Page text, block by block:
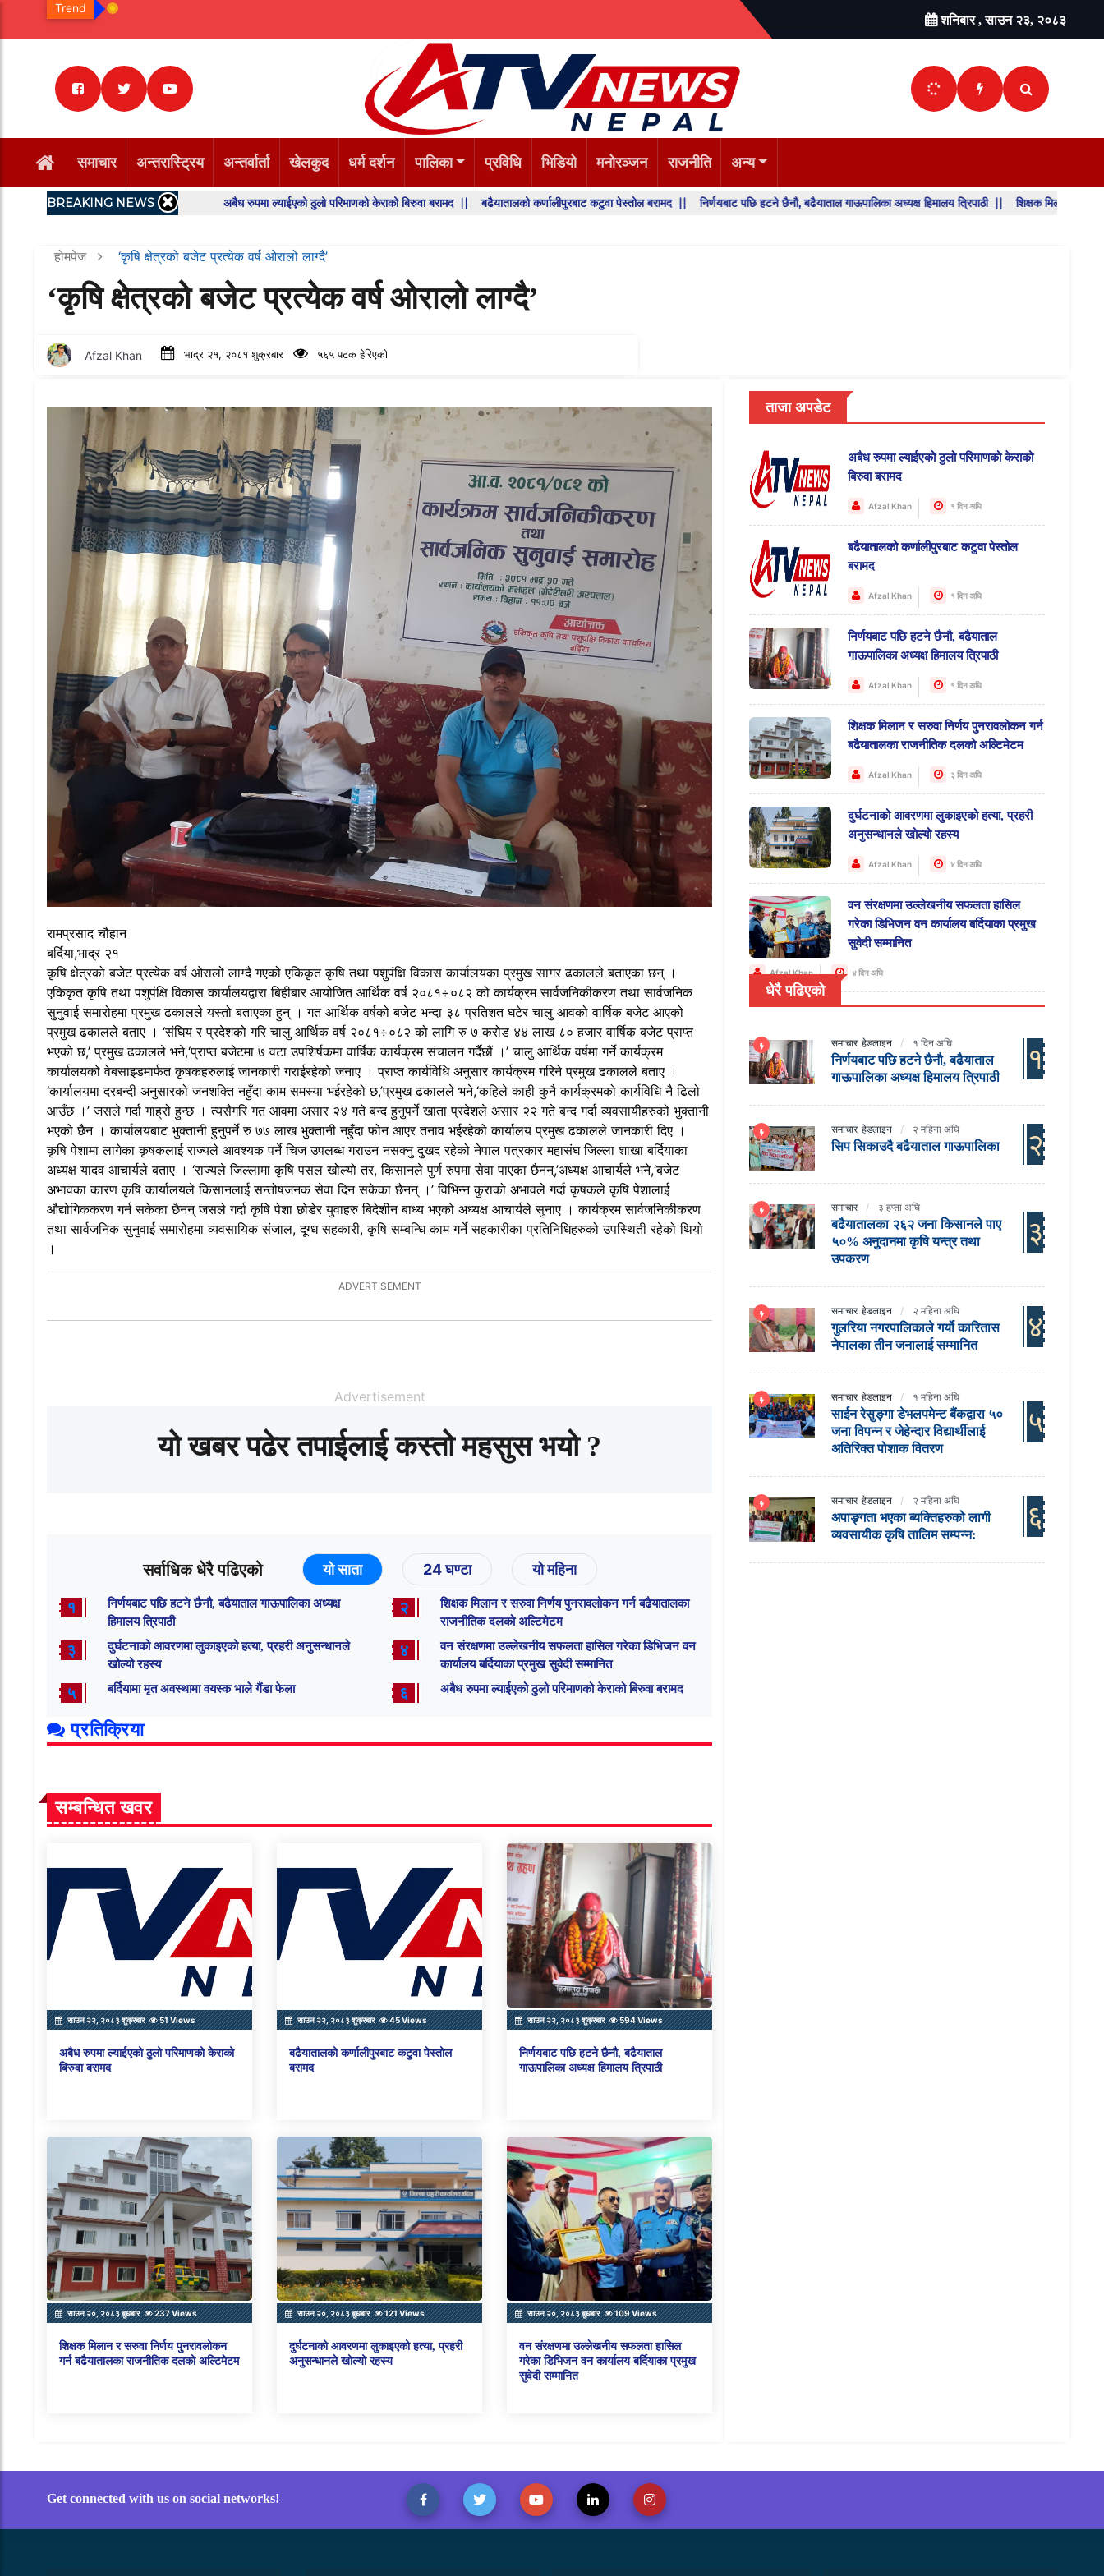
Trend
शनिबार , साउन २३, २०८३
समाचार अन्तरास्ट्रिय अन्तर्वार्ता खेलकुद धर्म दर्शन पालिका प्रविधि भिडियो मनोरञ्जन राजनीति अन्य
अबैध रुपमा ल्याईएको ठुलो परिमाणको केराको बिरुवा बरामद ||बढैयातालको कर्णालीपुरबाट कटुवा पेस्तोल बरामद ||निर्णयबाट पछि हटने छैनौ, बढैयाताल गाऊपालिका अध्यक्ष हिमालय त्रिपाठी ||शिक्षक मिलान र सरुवा निर्णय
BREAKING NEWS
होमपेज ‘कृषि क्षेत्रको बजेट प्रत्येक वर्ष ओरालो लाग्दै’
‘कृषि क्षेत्रको बजेट प्रत्येक वर्ष ओरालो लाग्दै’
Afzal Khan भाद्र २१, २०८१ शुक्रबार ५६५ पटक हेरिएको
रामप्रसाद चौहान
बर्दिया,भाद्र २१
कृषि क्षेत्रको बजेट प्रत्येक वर्ष ओरालो लाग्दै गएको एकिकृत कृषि तथा पशुपंक्षि विकास कार्यालयका प्रमुख सागर ढकालले बताएका छन् ।
एकिकृत कृषि तथा पशुपंक्षि विकास कार्यालयद्वारा बिहीबार आयोजित आर्थिक वर्ष २०८१÷०८२ को कार्यक्रम सार्वजनिकीकरण तथा सार्वजनिक
सुनुवाई समारोहमा प्रमुख ढकालले यस्तो बताएका हुन् । गत आर्थिक वर्षको बजेट भन्दा ३८ प्रतिशत घटेर चालु आवको वार्षिक बजेट आएको
प्रमुख ढकालले बताए । ‘संघिय र प्रदेशको गरि चालु आर्थिक वर्ष २०८१÷०८२ को लागि रु ७ करोड ४४ लाख ८० हजार वार्षिक बजेट प्राप्त
भएको छ,’ प्रमुख ढकालले भने,‘प्राप्त बजेटमा ७ वटा उपशिर्षकमा वार्षिक कार्यक्रम संचालन गर्दैछौं ।’ चालु आर्थिक वर्षमा गर्ने कार्यक्रम
कार्यालयको वेबसाइडमार्फत कृषकहरुलाई जानकारी गराईरहेको जनाए । प्राप्त कार्यविधि अनुसार कार्यक्रम गरिने प्रमुख ढकालले बताए ।
‘कार्यालयमा दरबन्दी अनुसारको जनशक्ति नहुँदा काम समस्या भईरहेको छ,’प्रमुख ढकालले भने,‘कहिले काही कुनै कार्यक्रमको कार्यविधि नै ढिलो
आउँछ ।’ जसले गर्दा गाह्रो हुन्छ । त्यसैगरि गत आवमा असार २४ गते बन्द हुनुपर्ने खाता प्रदेशले असार २२ गते बन्द गर्दा व्यवसायीहरुको भुक्तानी
भएको छैन । कार्यालयबाट भुक्तानी हुनुपर्ने रु ७७ लाख भुक्तानी नहुँदा फोन आएर तनाव भईरहेको कार्यालय प्रमुख ढकालले जानकारी दिए ।
कृषि पेशामा लागेका कृषकलाई राज्यले आवश्यक पर्ने चिज उपलब्ध गराउन नसक्नु दुखद रहेको नेपाल पत्रकार महासंघ जिल्ला शाखा बर्दियाका
अध्यक्ष यादव आचार्यले बताए । ‘राज्यले जिल्लामा कृषि पसल खोल्यो तर, किसानले पुर्ण रुपमा सेवा पाएका छैनन्,’अध्यक्ष आचार्यले भने,‘बजेट
अभावका कारण कृषि कार्यालयले किसानलाई सन्तोषजनक सेवा दिन सकेका छैनन् ।’ विभिन्न कुराको अभावले गर्दा कृषकले कृषि पेशालाई
औद्योगिककरण गर्न सकेका छैनन् जसले गर्दा कृषि पेशा छोडेर युवाहरु बिदेशीन बाध्य भएको अध्यक्ष आचार्यले सुनाए । कार्यक्रम सार्वजनिकीकरण
तथा सार्वजनिक सुनुवाई समारोहमा व्यवसायिक संजाल, दूग्ध सहकारी, कृषि सम्बन्धि काम गर्ने सहकारीका प्रतिनिधिहरुको उपस्थिती रहेको थियो
।
Advertisement
यो खबर पढेर तपाईलाई कस्तो महसुस भयो ?
सर्वाधिक धेरै पढिएको यो साता 24 घण्टा यो महिना
१
निर्णयबाट पछि हटने छैनौ, बढैयाताल गाऊपालिका अध्यक्ष
हिमालय त्रिपाठी
२
शिक्षक मिलान र सरुवा निर्णय पुनरावलोकन गर्न बढैयातालका
राजनीतिक दलको अल्टिमेटम
३
दुर्घटनाको आवरणमा लुकाइएको हत्या, प्रहरी अनुसन्धानले
खोल्यो रहस्य
४
वन संरक्षणमा उल्लेखनीय सफलता हासिल गरेका डिभिजन वन
कार्यालय बर्दियाका प्रमुख सुवेदी सम्मानित
५ बर्दियामा मृत अवस्थामा वयस्क भाले गैंडा फेला ६ अबैध रुपमा ल्याईएको ठुलो परिमाणको केराको बिरुवा बरामद
प्रतिक्रिया
सम्बन्धित खवर
साउन २२, २०८३ शुक्रबार 51 Views
अबैध रुपमा ल्याईएको ठुलो परिमाणको केराको
बिरुवा बरामद
साउन २२, २०८३ शुक्रबार 45 Views
बढैयातालको कर्णालीपुरबाट कटुवा पेस्तोल
बरामद
साउन २२, २०८३ शुक्रबार 594 Views
निर्णयबाट पछि हटने छैनौ, बढैयाताल
गाऊपालिका अध्यक्ष हिमालय त्रिपाठी
साउन २०, २०८३ बुधबार 237 Views
शिक्षक मिलान र सरुवा निर्णय पुनरावलोकन
गर्न बढैयातालका राजनीतिक दलको अल्टिमेटम
साउन २०, २०८३ बुधबार 121 Views
दुर्घटनाको आवरणमा लुकाइएको हत्या, प्रहरी
अनुसन्धानले खोल्यो रहस्य
साउन २०, २०८३ बुधबार 109 Views
वन संरक्षणमा उल्लेखनीय सफलता हासिल
गरेका डिभिजन वन कार्यालय बर्दियाका प्रमुख
सुवेदी सम्मानित
ताजा अपडेट
अबैध रुपमा ल्याईएको ठुलो परिमाणको केराको
बिरुवा बरामद
Afzal Khan १ दिन अघि
बढैयातालको कर्णालीपुरबाट कटुवा पेस्तोल
बरामद
Afzal Khan १ दिन अघि
निर्णयबाट पछि हटने छैनौ, बढैयाताल
गाऊपालिका अध्यक्ष हिमालय त्रिपाठी
Afzal Khan १ दिन अघि
शिक्षक मिलान र सरुवा निर्णय पुनरावलोकन गर्न
बढैयातालका राजनीतिक दलको अल्टिमेटम
Afzal Khan ३ दिन अघि
दुर्घटनाको आवरणमा लुकाइएको हत्या, प्रहरी
अनुसन्धानले खोल्यो रहस्य
Afzal Khan ४ दिन अघि
वन संरक्षणमा उल्लेखनीय सफलता हासिल
गरेका डिभिजन वन कार्यालय बर्दियाका प्रमुख
सुवेदी सम्मानित
Afzal Khan ४ दिन अघि
धेरै पढिएको
समाचार हेडलाइन १ दिन अघि
निर्णयबाट पछि हटने छैनौ, बढैयाताल
गाऊपालिका अध्यक्ष हिमालय त्रिपाठी
१
समाचार हेडलाइन २ महिना अघि
सिप सिकाउदै बढैयाताल गाऊपालिका २
समाचार ३ हप्ता अघि
बढैयातालका २६२ जना किसानले पाए
५०% अनुदानमा कृषि यन्त्र तथा
उपकरण
३
समाचार हेडलाइन २ महिना अघि
गुलरिया नगरपालिकाले गर्यो कारितास
नेपालका तीन जनालाई सम्मानित
४
समाचार हेडलाइन १ महिना अघि
साईन रेसुङ्गा डेभलपमेन्ट बैंकद्वारा ५०
जना विपन्न र जेहेन्दार विद्यार्थीलाई
अतिरिक्त पोशाक वितरण
५
समाचार हेडलाइन २ महिना अघि
अपाङ्गता भएका ब्यक्तिहरुको लागी
व्यवसायीक कृषि तालिम सम्पन्न:
६
Get connected with us on social networks!